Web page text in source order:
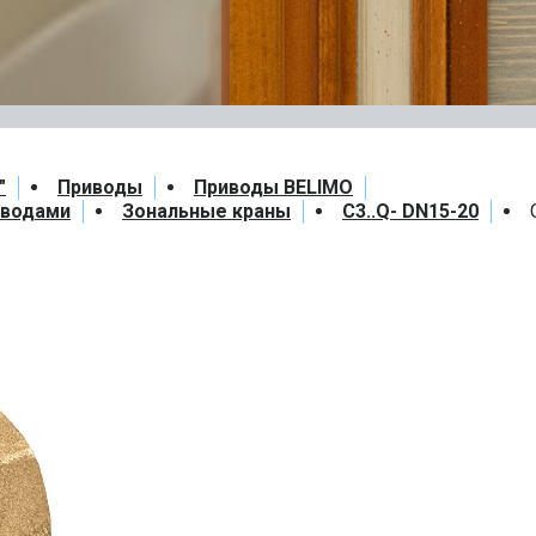
Приводы
Приводы BELIMO
Зональные краны C3..Q- DN15-20